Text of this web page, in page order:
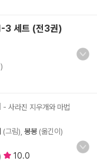
3 세트 (전3권)
- 사라진 지우개와 마법
(그림), 봉봉 (옮긴이)
10.0